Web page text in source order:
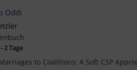
Oddi
2 Tage